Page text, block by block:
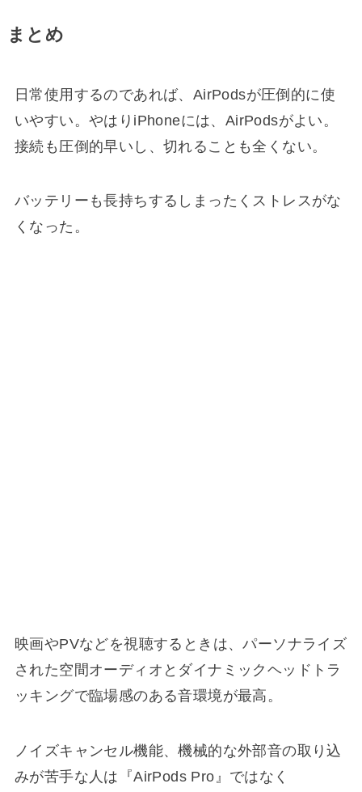
まとめ
日常使用するのであれば、AirPodsが圧倒的に使
いやすい。やはりiPhoneには、AirPodsがよい。
接続も圧倒的早いし、切れることも全くない。
バッテリーも長持ちするしまったくストレスがな
くなった。
映画やPVなどを視聴するときは、パーソナライズ
された空間オーディオとダイナミックヘッドトラ
ッキングで臨場感のある音環境が最高。
ノイズキャンセル機能、機械的な外部音の取り込
みが苦手な人は『AirPods Pro』ではなく